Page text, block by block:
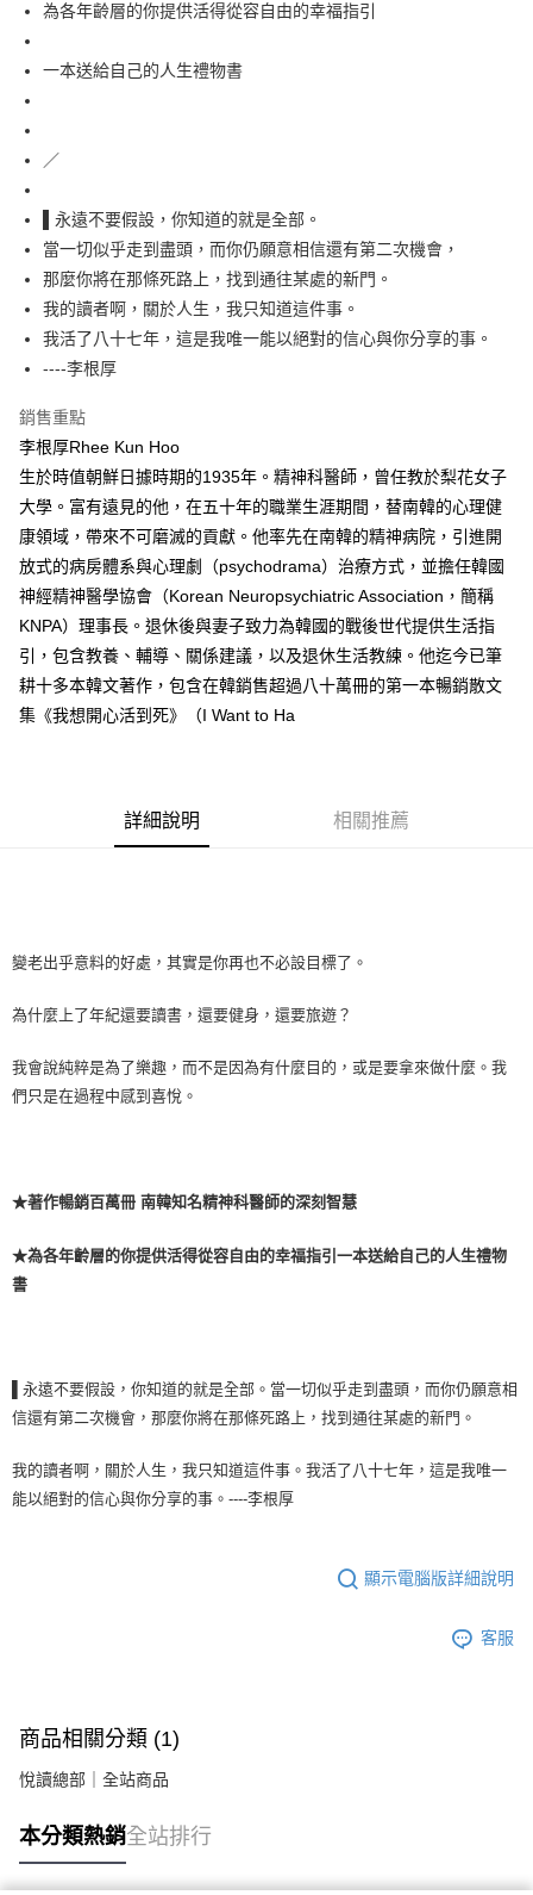
為各年齡層的你提供活得從容自由的幸福指引
一本送給自己的人生禮物書
／
▌永遠不要假設，你知道的就是全部。
當一切似乎走到盡頭，而你仍願意相信還有第二次機會，
那麼你將在那條死路上，找到通往某處的新門。
我的讀者啊，關於人生，我只知道這件事。
我活了八十七年，這是我唯一能以絕對的信心與你分享的事。
----李根厚
銷售重點
李根厚Rhee Kun Hoo
生於時值朝鮮日據時期的1935年。精神科醫師，曾任教於梨花女子
大學。富有遠見的他，在五十年的職業生涯期間，替南韓的心理健
康領域，帶來不可磨滅的貢獻。他率先在南韓的精神病院，引進開
放式的病房體系與心理劇（psychodrama）治療方式，並擔任韓國
神經精神醫學協會（Korean Neuropsychiatric Association，簡稱
KNPA）理事長。退休後與妻子致力為韓國的戰後世代提供生活指
引，包含教養、輔導、關係建議，以及退休生活教練。他迄今已筆
耕十多本韓文著作，包含在韓銷售超過八十萬冊的第一本暢銷散文
集《我想開心活到死》（I Want to Ha
詳細說明 相關推薦
變老出乎意料的好處，其實是你再也不必設目標了。
為什麼上了年紀還要讀書，還要健身，還要旅遊？
我會說純粹是為了樂趣，而不是因為有什麼目的，或是要拿來做什麼。我
們只是在過程中感到喜悅。
★著作暢銷百萬冊 南韓知名精神科醫師的深刻智慧
★為各年齡層的你提供活得從容自由的幸福指引一本送給自己的人生禮物
書
▌永遠不要假設，你知道的就是全部。當一切似乎走到盡頭，而你仍願意相
信還有第二次機會，那麼你將在那條死路上，找到通往某處的新門。
我的讀者啊，關於人生，我只知道這件事。我活了八十七年，這是我唯一
能以絕對的信心與你分享的事。----李根厚
顯示電腦版詳細說明
客服
商品相關分類 (1)
悅讀總部｜全站商品
本分類熱銷全站排行